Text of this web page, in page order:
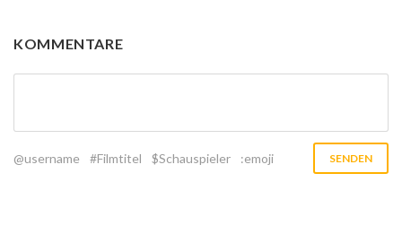
KOMMENTARE
@username #Filmtitel $Schauspieler :emoji